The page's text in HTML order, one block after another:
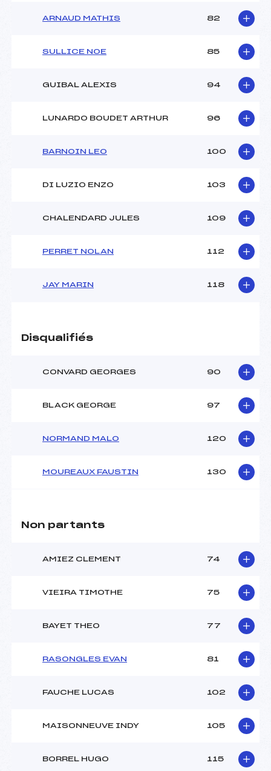
ARNAUD MATHIS 82
SULLICE NOE 85
GUIBAL ALEXIS 94
LUNARDO BOUDET ARTHUR 96
BARNOIN LEO 100
DI LUZIO ENZO 103
CHALENDARD JULES 109
PERRET NOLAN 112
JAY MARIN 118
Disqualifiés
CONVARD GEORGES 90
BLACK GEORGE 97
NORMAND MALO 120
MOUREAUX FAUSTIN 130
Non partants
AMIEZ CLEMENT 74
VIEIRA TIMOTHE 75
BAYET THEO 77
RASONGLES EVAN 81
FAUCHE LUCAS 102
MAISONNEUVE INDY 105
BORREL HUGO 115